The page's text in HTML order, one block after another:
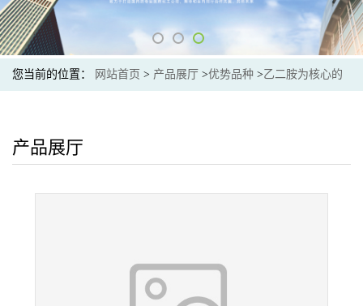
您当前的位置： 网站首页 > 产品展厅 >优势品种 >乙二胺为核心的
产品展厅